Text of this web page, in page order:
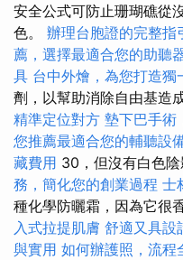
安全公式可防止珊瑚礁從
色。 辦理台胞證的完整指
薦，選擇最適合您的助聽
具 台中外燴，為您打造獨
劑，以幫助消除自由基造
精準定位對方 墊下巴手術
您推薦最適合您的輔聽設
藏費用 30，但沒有白色
務，簡化您的創業過程 士
種化學防曬霜，因為它很
入式拉提肌膚 舒適又具設
與實用 如何辦護照，流程